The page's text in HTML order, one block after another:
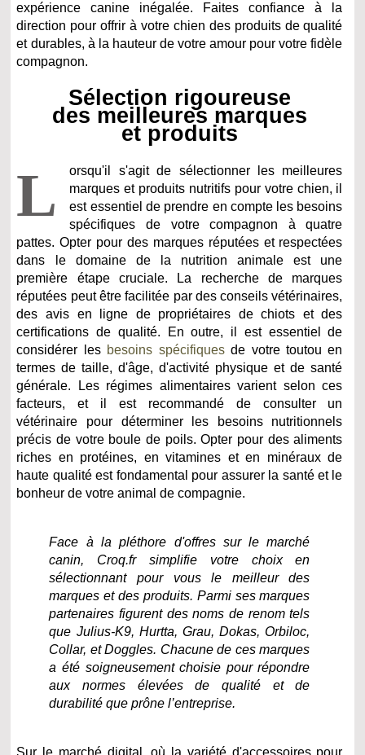
expérience canine inégalée. Faites confiance à la
direction pour offrir à votre chien des produits de qualité
et durables, à la hauteur de votre amour pour votre fidèle
compagnon.
Sélection rigoureuse
des meilleures marques
et produits
L
orsqu'il s'agit de sélectionner les meilleures
marques et produits nutritifs pour votre chien, il
est essentiel de prendre en compte les besoins
spécifiques de votre compagnon à quatre
pattes. Opter pour des marques réputées et respectées
dans le domaine de la nutrition animale est une
première étape cruciale. La recherche de marques
réputées peut être facilitée par des conseils vétérinaires,
des avis en ligne de propriétaires de chiots et des
certifications de qualité. En outre, il est essentiel de
considérer les besoins spécifiquesde votre toutou en
termes de taille, d'âge, d'activité physique et de santé
générale. Les régimes alimentaires varient selon ces
facteurs, et il est recommandé de consulter un
vétérinaire pour déterminer les besoins nutritionnels
précis de votre boule de poils. Opter pour des aliments
riches en protéines, en vitamines et en minéraux de
haute qualité est fondamental pour assurer la santé et le
bonheur de votre animal de compagnie.
Face à la pléthore d'offres sur le marché
canin, Croq.fr simplifie votre choix en
sélectionnant pour vous le meilleur des
marques et des produits. Parmi ses marques
partenaires figurent des noms de renom tels
que Julius-K9, Hurtta, Grau, Dokas, Orbiloc,
Collar, et Doggles. Chacune de ces marques
a été soigneusement choisie pour répondre
aux normes élevées de qualité et de
durabilité que prône l’entreprise.